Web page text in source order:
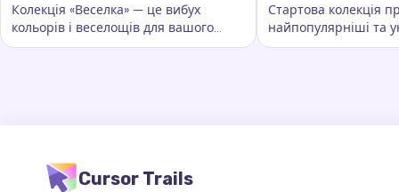
Колекція «Веселка» — це вибух
кольорів і веселощів для вашого
курсора. Вона додає яскравості та
Ключові слова:Веселка, кастомні сліди курсора,
Стартова колекція
найпопулярніші та
сліди курсора, які
Ключові слова:
Cursor Trails